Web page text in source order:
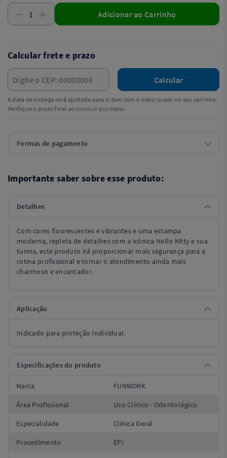
Adicionar ao Carrinho
Calcular frete e prazo
Calcular
A data de entrega será ajustada para o item com o maior prazo no seu carrinho.
Verifique o prazo final ao concluir a compra.
Formas de pagamento
Importante saber sobre esse produto:
Detalhes
Com cores fluorescentes e vibrantes e uma estampa
moderna, repleta de detalhes com a icônica Hello Kitty e sua
turma, este produto irá proporcionar mais segurança para a
rotina profissional e tornar o atendimento ainda mais
charmoso e encantador.
Aplicação
Indicado para proteção Individual.
Especificações do produto
Marca FUNWORK
Área Profissional Uso Clínico - Odontológico
Especialidade Clínica Geral
Procedimento EPI